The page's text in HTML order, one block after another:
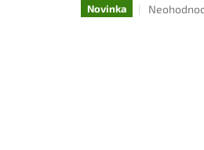
Novinka
Průměrné